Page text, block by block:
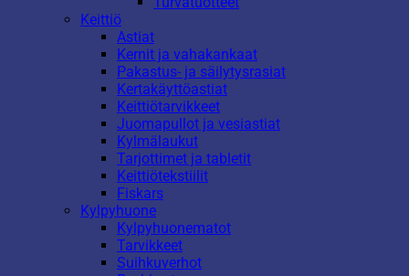
Keittiö
Astiat
Kernit ja vahakankaat
Pakastus- ja säilytysrasiat
Kertakäyttöastiat
Keittiötarvikkeet
Juomapullot ja vesiastiat
Kylmälaukut
Tarjottimet ja tabletit
Keittiötekstiilit
Fiskars
Kylpyhuone
Kylpyhuonematot
Tarvikkeet
Suihkuverhot